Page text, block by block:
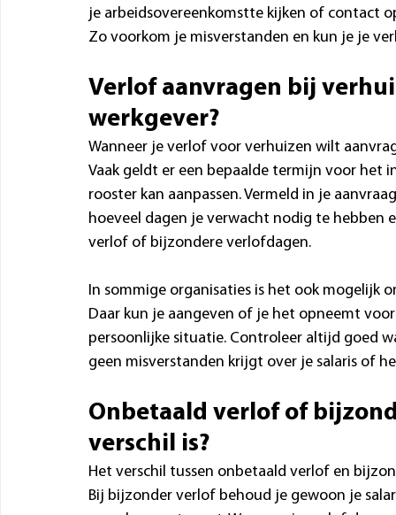
je arbeidsovereenkomstte kijken of contact
Zo voorkom je misverstanden en kun je je
Verlof aanvragen bij
werkgever?
Wanneer je verlof voor verhuizen wilt
Vaak geldt er een bepaalde termijn voor het
rooster kan aanpassen. Vermeld in je
hoeveel dagen je verwacht nodig te
verlof of bijzondere verlofdagen.
In sommige organisaties is het ook mogelijk
Daar kun je aangeven of je het opneemt
persoonlijke situatie. Controleer altijd goed
geen misverstanden krijgt over je salaris of
Onbetaald verlof of
verschil is?
Het verschil tussen onbetaald verlof en
Bij bijzonder verlof behoud je gewoon je